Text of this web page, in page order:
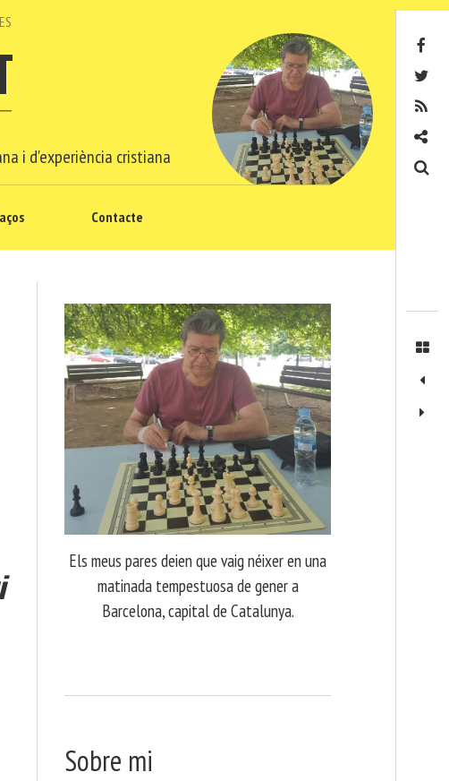
ES
i d'experiència cristiana
Contacte
Els meus pares deien que vaig néixer en una
matinada tempestuosa de gener a
Barcelona, capital de Catalunya.
Sobre mi
Contacte